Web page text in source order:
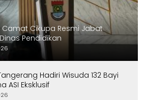
Camat Cikupa Resmi Jabat
Pendidikan
Hadiri Wisuda 132 Bayi
ASI Eksklusif